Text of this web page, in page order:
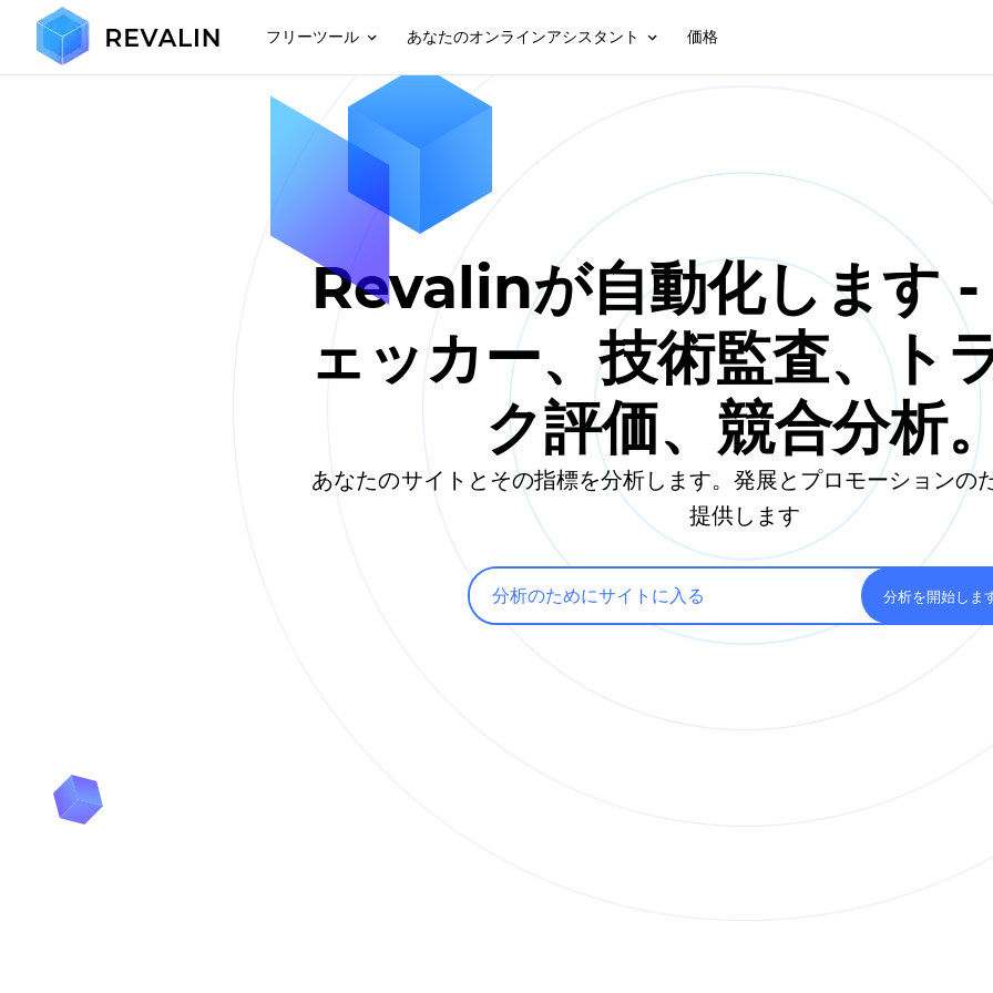
フリーツール あなたのオンラインアシスタント 価格
Revalinが自動化します -
ェッカー、技術監査、ト
ク評価、競合分析
あなたのサイトとその指標を分析します。発展とプロモーションの
提供します
分析を開始しま